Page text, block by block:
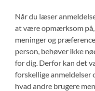
Når du læser
at være opmærksom
meninger og
person, behøver ikke
for dig. Derfor kan det
forskellige anmeldelser
hvad andre brugere